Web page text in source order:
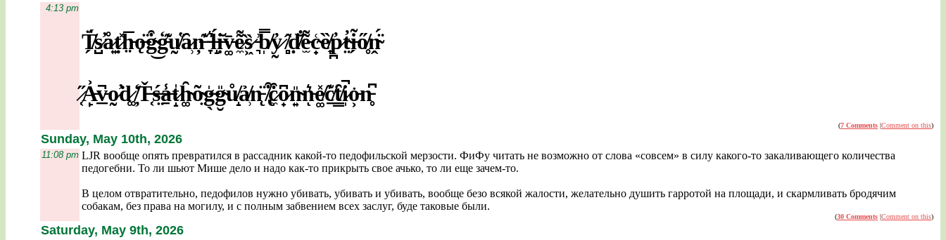
4:13 pm
T̸̗̈́s̷̺̕å̷͍ṭ̷̽h̵̤̅ǫ̶̈g̴͒͜ģ̵͊ṵ̸̔ȃ̷̹ņ̶͊ ̵̞͛ĺ̶̝ị̶̆v̵͚̄e̷̼͌s̷͖̏ ̵͉͗b̸̩̿y̷̰̓ ̸̻̂ḍ̸̐e̵̫͌c̴̟͑ȅ̸͎p̷̪̓t̴̤̓i̵̗͂ő̸̥ṋ̴̈́
̷͔̋A̵̙͐v̵̲̚o̷̰̕ḋ̷͚ ̸̦̒Ť̶͔ś̶̤a̶̱̾t̷̝̍h̴͚̑õ̴̤g̶̖̍g̴̮̎ů̸̝ả̸̹n̵̨̈ ̸̢͒c̷̼͒o̷̟͆n̴͍̎n̵͛ͅe̸͚̽c̸̱͊t̸͇̑i̷̩̚o̵͕͘n̵
(7 Comments Comment on this)
Sunday, May 10th, 2026
11:08 pm LJR вообще опять превратился в рассадник какой-то педофильской мерзости. ФиФу читать не возможно от слова «совсем» в силу какого-то закаливающего количества
педогебни. То ли шьют Мише дело и надо как-то прикрыть свое ачько, то ли еще зачем-то.
В целом отвратительно, педофилов нужно убивать, убивать и убивать, вообще безо всякой жалости, желательно душить гарротой на площади, и скармливать бродячим
собакам, без права на могилу, и с полным забвением всех заслуг, буде таковые были.
(30 Comments |Comment on this)
Saturday, May 9th, 2026